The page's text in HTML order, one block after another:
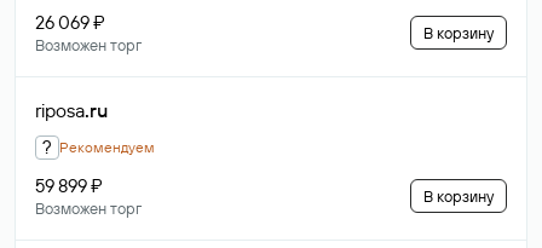
26 069 ₽
Возможен торг
В корзину
riposa.ru
? Рекомендуем
59 899 ₽
Возможен торг
В корзину